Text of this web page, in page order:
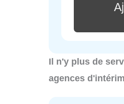
Il n'y plus de
agences